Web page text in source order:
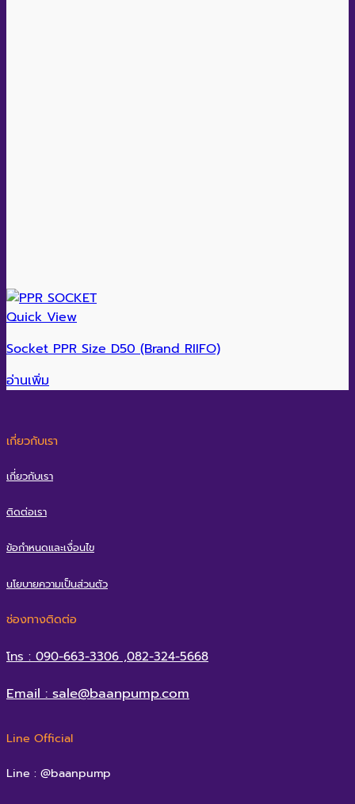
Quick View
Socket PPR Size D50 (Brand RIIFO)
อ่านเพิ่ม
เกี่ยวกับเรา
เกี่ยวกับเรา
ติดต่อเรา
ข้อกำหนดและเงื่อนไข
นโยบายความเป็นส่วนตัว
ช่องทางติดต่อ
โทร : 090-663-3306 ,082-324-5668
Email : sale@baanpump.com
Line Official
Line : @baanpump